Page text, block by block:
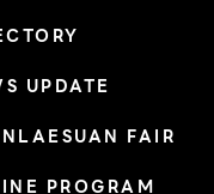
UPDATE
FAIR
PROGRAM